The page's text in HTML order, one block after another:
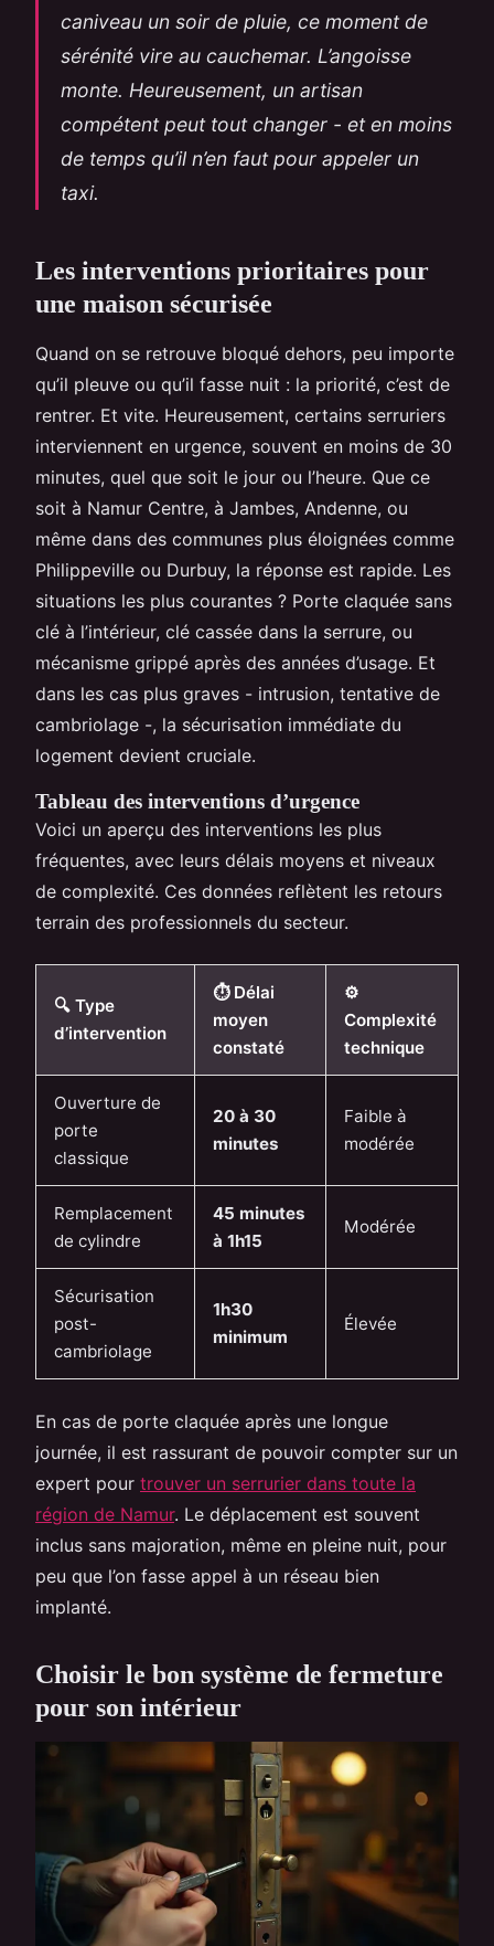
caniveau un soir de pluie, ce moment de
sérénité vire au cauchemar. L’angoisse
monte. Heureusement, un artisan
compétent peut tout changer - et en moins
de temps qu’il n’en faut pour appeler un
taxi.
Les interventions prioritaires pour
une maison sécurisée
Quand on se retrouve bloqué dehors, peu importe
qu’il pleuve ou qu’il fasse nuit : la priorité, c’est de
rentrer. Et vite. Heureusement, certains serruriers
interviennent en urgence, souvent en moins de 30
minutes, quel que soit le jour ou l’heure. Que ce
soit à Namur Centre, à Jambes, Andenne, ou
même dans des communes plus éloignées comme
Philippeville ou Durbuy, la réponse est rapide. Les
situations les plus courantes ? Porte claquée sans
clé à l’intérieur, clé cassée dans la serrure, ou
mécanisme grippé après des années d’usage. Et
dans les cas plus graves - intrusion, tentative de
cambriolage -, la sécurisation immédiate du
logement devient cruciale.
Tableau des interventions d’urgence
Voici un aperçu des interventions les plus
fréquentes, avec leurs délais moyens et niveaux
de complexité. Ces données reflètent les retours
terrain des professionnels du secteur.
🔍 Type
d’intervention
⏱ Délai
moyen
constaté
⚙
Complexité
technique
Ouverture de
porte
classique
20 à 30
minutes
Faible à
modérée
Remplacement
de cylindre
45 minutes
à 1h15
Modérée
Sécurisation
post-
cambriolage
1h30
minimum
Élevée
En cas de porte claquée après une longue
journée, il est rassurant de pouvoir compter sur un
expert pour trouver un serrurier dans toute la
région de Namur. Le déplacement est souvent
inclus sans majoration, même en pleine nuit, pour
peu que l’on fasse appel à un réseau bien
implanté.
Choisir le bon système de fermeture
pour son intérieur